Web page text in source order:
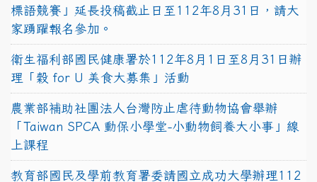
標語競賽」延長投稿截止日至112年8月31日，請大
家踴躍報名參加。
衛生福利部國民健康署於112年8月1日至8月31日辦
理「穀 for U 美食大募集」活動
農業部補助社團法人台灣防止虐待動物協會舉辦
「Taiwan SPCA 動保小學堂-小動物飼養大小事」線
上課程
教育部國民及學前教育署委請國立成功大學辦理112